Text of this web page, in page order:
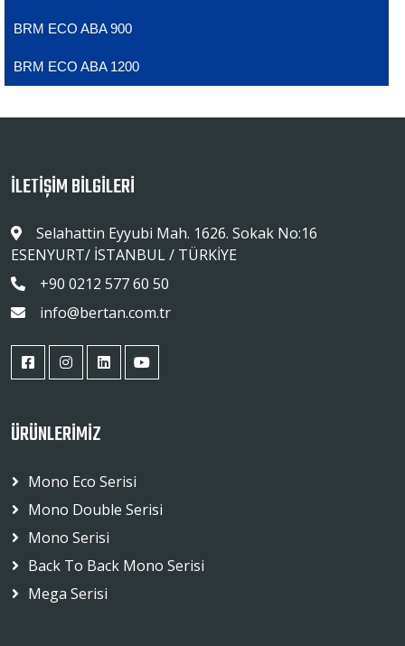
BRM ECO ABA 900
BRM ECO ABA 1200
İLETİŞİM BİLGİLERİ
Selahattin Eyyubi Mah. 1626. Sokak No:16
ESENYURT/ İSTANBUL / TÜRKİYE
+90 0212 577 60 50
info@bertan.com.tr
ÜRÜNLERİMİZ
Mono Eco Serisi
Mono Double Serisi
Mono Serisi
Back To Back Mono Serisi
Mega Serisi